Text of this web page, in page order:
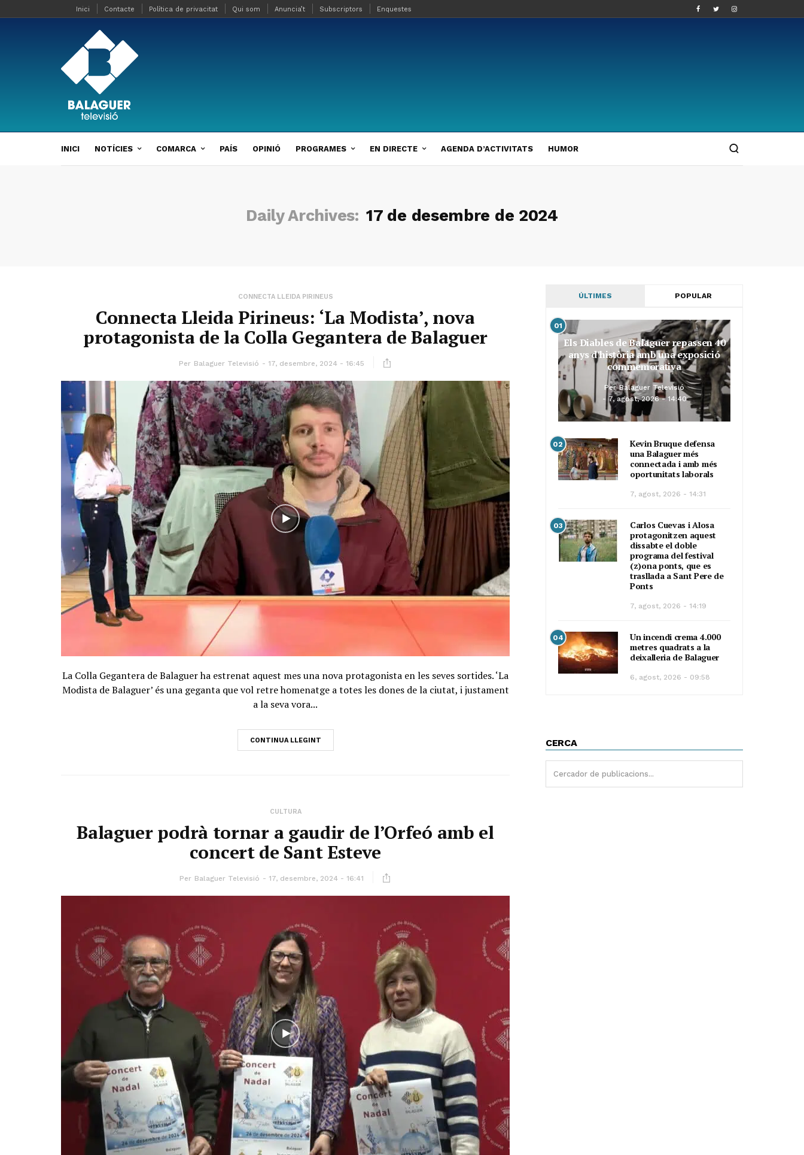
Inici Contacte Política de privacitat Qui som Anuncia’t Subscriptors Enquestes
INICI NOTÍCIES COMARCA PAÍS OPINIÓ PROGRAMES EN DIRECTE AGENDA D’ACTIVITATS HUMOR
Daily Archives: 17 de desembre de 2024
CONNECTA LLEIDA PIRINEUS
Connecta Lleida Pirineus: ‘La Modista’, nova
protagonista de la Colla Gegantera de Balaguer
Per Balaguer Televisió 17, desembre, 2024 - 16:45
La Colla Gegantera de Balaguer ha estrenat aquest mes una nova protagonista en les seves sortides. ‘La
Modista de Balaguer’ és una geganta que vol retre homenatge a totes les dones de la ciutat, i justament
a la seva vora...
CONTINUA LLEGINT
CULTURA
Balaguer podrà tornar a gaudir de l’Orfeó amb el
concert de Sant Esteve
Per Balaguer Televisió 17, desembre, 2024 - 16:41
ÚLTIMES POPULAR
01
Els Diables de Balaguer repassen 40
anys d’història amb una exposició
commemorativa
Per Balaguer Televisió
7, agost, 2026 - 14:40
02
Kevin Bruque defensa
una Balaguer més
connectada i amb més
oportunitats laborals
7, agost, 2026 - 14:31
03
Carlos Cuevas i Alosa
protagonitzen aquest
dissabte el doble
programa del festival
(z)ona ponts, que es
trasllada a Sant Pere de
Ponts
7, agost, 2026 - 14:19
04
Un incendi crema 4.000
metres quadrats a la
deixalleria de Balaguer
6, agost, 2026 - 09:58
CERCA